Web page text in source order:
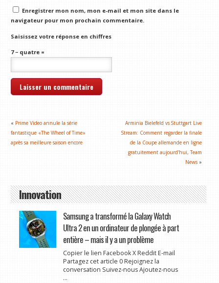
Enregistrer mon nom, mon e-mail et mon site dans le
navigateur pour mon prochain commentaire.
Saisissez votre réponse en chiffres
7 − quatre =
« Prime Video annule la série
fantastique «The Wheel of Time»
après sa meilleure saison encore
Arminia Bielefeld vs Stuttgart Live
Stream: Comment regarder la finale
de la Coupe allemande en ligne
gratuitement aujourd'hui, Team
News »
Innovation
Samsung a transformé la Galaxy Watch
Ultra 2 en un ordinateur de plongée à part
entière – mais il y a un problème
Copier le lien Facebook X Reddit E-mail
Partagez cet article 0 Rejoignez la
conversation Suivez-nous Ajoutez-nous
...